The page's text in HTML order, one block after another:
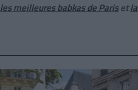
les meilleures babkas de Pariset